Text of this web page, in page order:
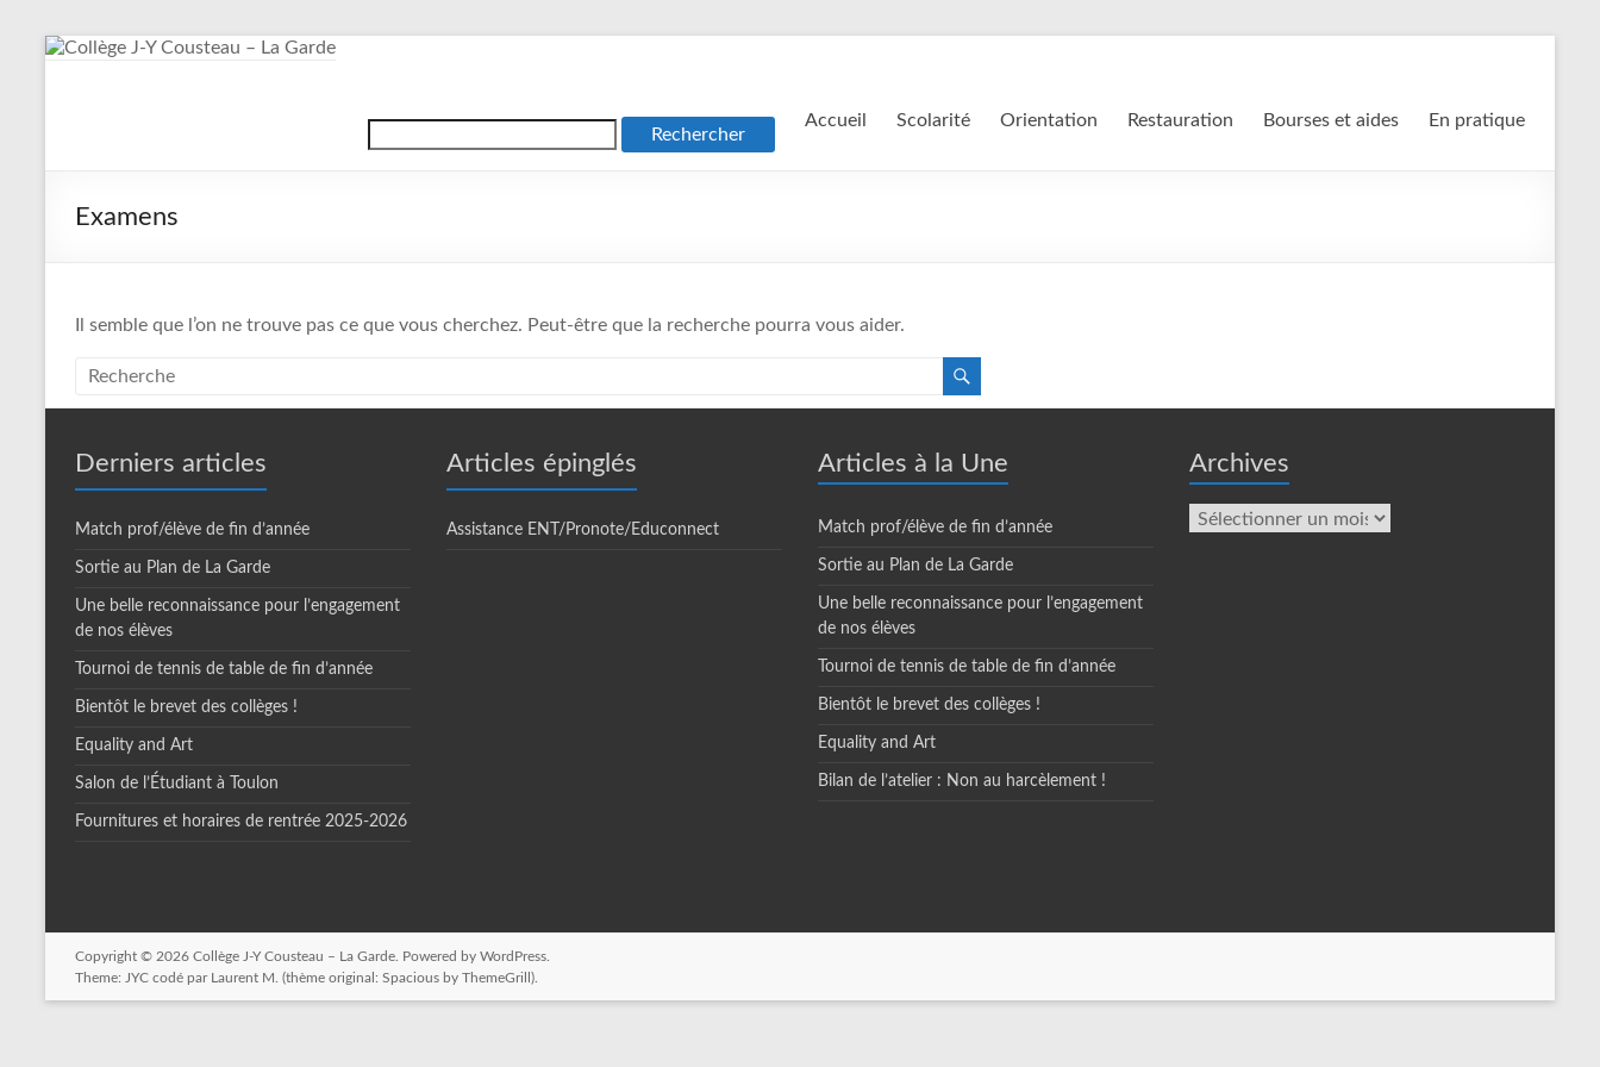
Aller
Y
La
Garde
Accueil Scolarité Orientation Restauration Bourses et aides En pratique
Examens
Il semble que l’on ne trouve pas ce que vous cherchez. Peut-être que la recherche pourra vous aider.
Derniers articles
Match prof/élève de fin d’année
Sortie au Plan de La Garde
Une belle reconnaissance pour l’engagement
de nos élèves
Tournoi de tennis de table de fin d’année
Bientôt le brevet des collèges !
Equality and Art
Salon de l’Étudiant à Toulon
Fournitures et horaires de rentrée 2025-2026
Articles épinglés
Assistance ENT/Pronote/Educonnect
Articles à la Une
Match prof/élève de fin d’année
Sortie au Plan de La Garde
Une belle reconnaissance pour l’engagement
de nos élèves
Tournoi de tennis de table de fin d’année
Bientôt le brevet des collèges !
Equality and Art
Bilan de l’atelier : Non au harcèlement !
Archives
Archives
Copyright © 2026 Collège J-Y Cousteau – La Garde . Powered by WordPress
Theme: JYC codé par Laurent M. (thème original: Spacious by ThemeGrill )